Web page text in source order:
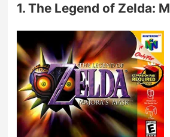
1. The Legend of Zelda: